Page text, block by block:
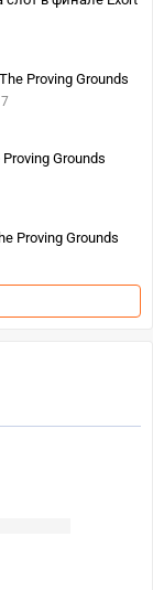
Proving Grounds
Grounds
Proving Grounds